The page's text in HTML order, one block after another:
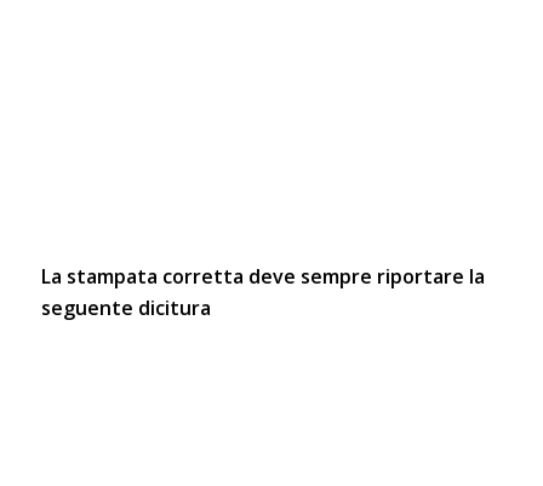
La stampata corretta deve sempre riportare la
seguente dicitura